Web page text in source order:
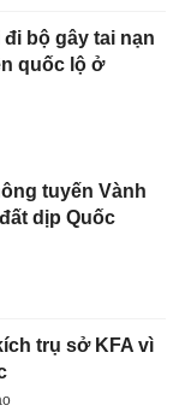
bộ gây tai nạn
quốc lộ ở
tuyến Vành
dịp Quốc
trụ sở KFA vì